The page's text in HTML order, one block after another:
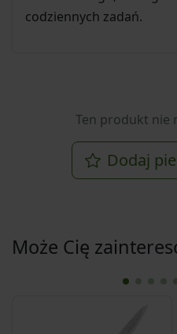
codziennych zadań.
Ten produkt nie
Dodaj
Może Cię